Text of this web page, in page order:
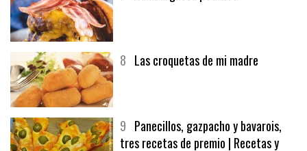
8 Las croquetas de mi madre
9 Panecillos, gazpacho y bavarois,
tres recetas de premio | Recetas y